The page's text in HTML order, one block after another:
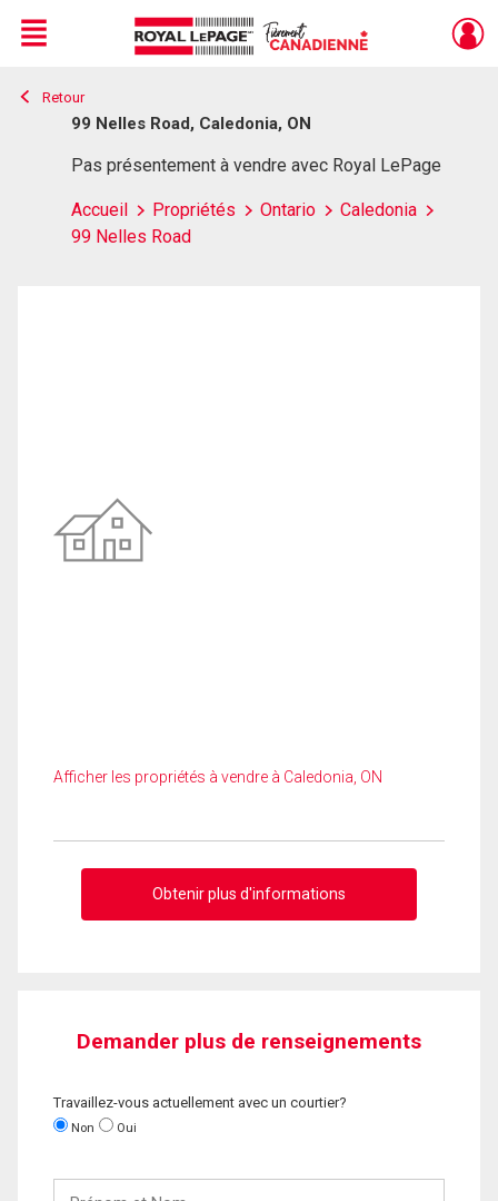
Live
En Direct
Menu
Retour
99 Nelles Road, Caledonia, ON
Pas présentement à vendre avec Royal LePage
Accueil Propriétés Ontario
Caledonia
99 Nelles Road
Afficher les propriétés à vendre à Caledonia, ON
Obtenir plus d'informations
Demander plus de renseignements
Travaillez-vous actuellement avec un courtier?
Non Oui